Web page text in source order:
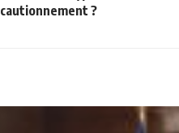
cautionnement ?